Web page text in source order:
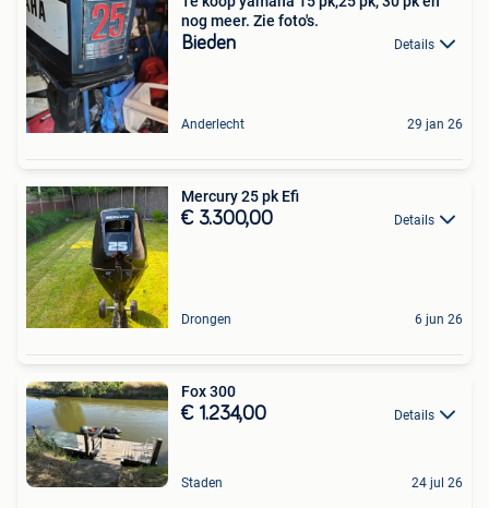
nog meer. Zie foto's.
Bieden Details
Anderlecht 29 jan 26
Mercury 25 pk Efi
€ 3.300,00 Details
Drongen 6 jun 26
Fox 300
€ 1.234,00 Details
Staden 24 jul 26